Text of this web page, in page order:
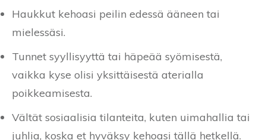
Haukkut kehoasi peilin edessä ääneen tai
mielessäsi.
Tunnet syyllisyyttä tai häpeää syömisestä,
vaikka kyse olisi yksittäisestä aterialla
poikkeamisesta.
Vältät sosiaalisia tilanteita, kuten uimahallia tai
juhlia, koska et hyväksy kehoasi tällä hetkellä.